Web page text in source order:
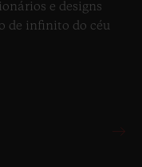
e designs
de infinito do céu